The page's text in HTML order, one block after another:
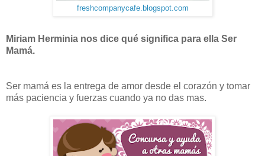
freshcompanycafe.blogspot.com
Miriam Herminia nos dice qué significa para ella Ser
Mamá.
Ser mamá es la entrega de amor desde el corazón y tomar
más paciencia y fuerzas cuando ya no das mas.